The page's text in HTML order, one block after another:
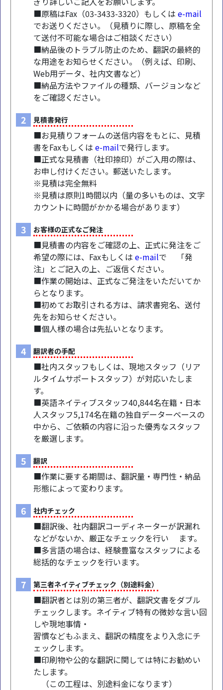
■原稿はFax（03-3433-3320）もしくは e-mail
でお送りください。（見積りに際し、原稿を全
て送付不可能な場合はご相談ください）
■納品後のトラブル防止のため、翻訳の最終的
な用途をお知らせください。（例えば、印刷、
Web用データ、社内文書など）
■納品方法やファイルの種類、バージョンなど
をご確認ください。
2 見積書発行
■お見積りフォームの送信内容をもとに、見積
書をFaxもしくは e-mailで発行します。
■正式な見積書（社印捺印）がご入用の際は、
お申し付けください。郵送いたします。
※見積は完全無料
※見積は原則1時間以内（量の多いものは、文字
カウントに時間がかかる場合があります）
3 お客様の正式なご発注
■見積書の内容をご確認の上、正式に発注をご
希望の際には、Faxもしくは e-mailで 「発
注」とご記入の上、ご返信ください。
■作業の開始は、正式なご発注をいただいてか
らとなります。
■初めてお取引される方は、請求書宛名、送付
先をお知らせください。
■個人様の場合は先払いとなります。
4 翻訳者の手配
■社内スタッフもしくは、現地スタッフ（リア
ルタイムサポートスタッフ）が対応いたしま
す。
■英語ネイティブスタッフ40,844名在籍・日本
人スタッフ5,174名在籍の独自データーベースの
中から、ご依頼の内容に沿った優秀なスタッフ
を厳選します。
5 翻訳
■作業に要する期間は、翻訳量・専門性・納品
形態によって変わります。
6 社内チェック
■翻訳後、社内翻訳コーディネーターが訳漏れ
などがないか、厳正なチェックを行い ます。
■多言語の場合は、経験豊富なスタッフによる
総括的なチェックを行います。
7 第三者ネイティブチェック（別途料金）
■翻訳者とは別の第三者が、翻訳文書をダブル
チェックします。ネイティブ特有の微妙な言い回
しや現地事情・
習慣などもふまえ、翻訳の精度をより入念にチ
ェックします。
■印刷物や公的な翻訳に関しては特にお勧めい
たします。
（この工程は、別途料金になります）